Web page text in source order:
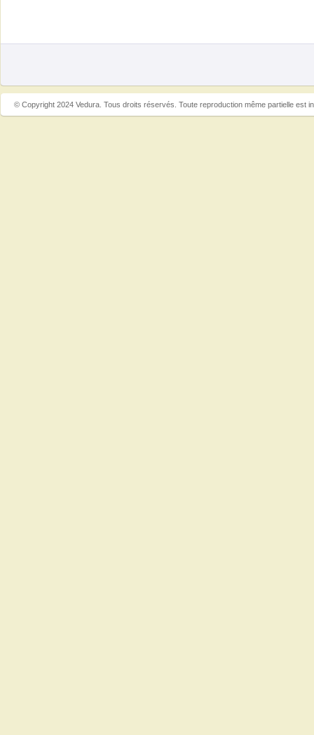
© Copyright 2024 Vedura. Tous droits réservés. Toute reproduction même partielle est